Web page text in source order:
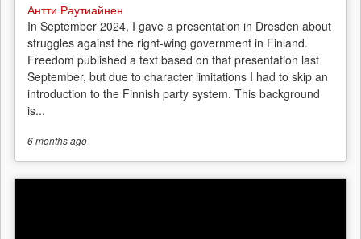
Антти Раутиайнен
In September 2024, I gave a presentation in Dresden about
struggles against the right-wing government in Finland.
Freedom published a text based on that presentation last
September, but due to character limitations I had to skip an
introduction to the Finnish party system. This background
is...
6 monthsago